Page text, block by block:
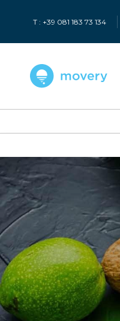
T : +39 081 183 73 134